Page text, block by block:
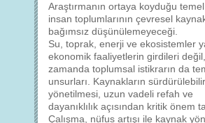
Araştırmanın ortaya koyduğu
insan toplumlarının çevresel
bağımsız düşünülemeyeceği.
Su, toprak, enerji ve ekosistemler
ekonomik faaliyetlerin girdileri değil,
zamanda toplumsal istikrarın da
unsurları. Kaynakların
yönetilmesi, uzun vadeli refah ve
dayanıklılık açısından kritik önem
Çalışma, nüfus artışı ile kaynak